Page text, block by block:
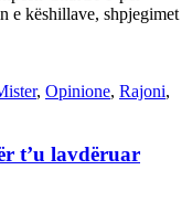
e këshillave, shpjegimet
, Opinione, Rajoni,
t’u lavdëruar